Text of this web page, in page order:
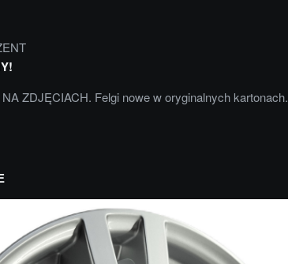
ZDJĘCIACH. Felgi nowe w oryginalnych kartonach.